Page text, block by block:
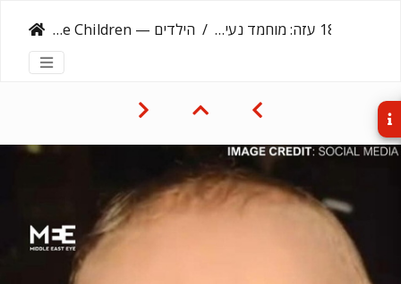
הילדים — The Children ‎18.3.25‏ עזה: מוחמד נעים שעאבן